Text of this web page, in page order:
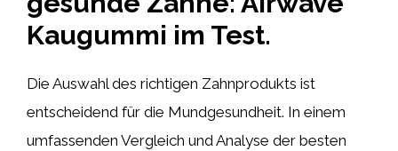
Kaugummi im Test.
Die Auswahl des richtigen Zahnprodukts ist
entscheidend für die Mundgesundheit. In einem
umfassenden Vergleich und Analyse der besten